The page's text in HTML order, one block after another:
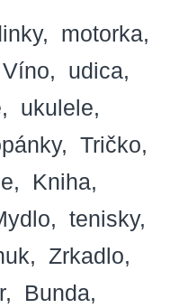
motorka
Víno
udica
ukulele
Tričko
Kniha
tenisky
Zrkadlo
Bunda